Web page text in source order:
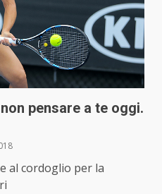
pensare a te oggi.
al cordoglio per la